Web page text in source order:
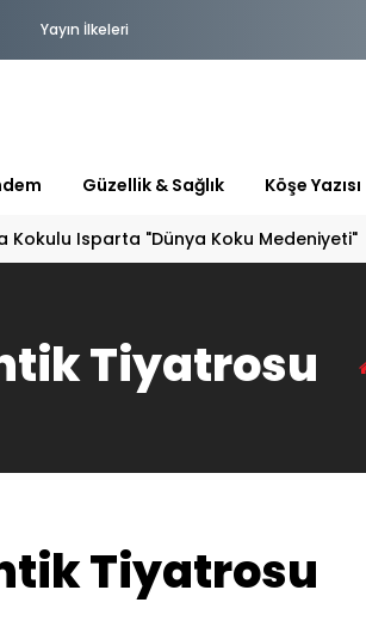
Yayın İlkeleri
Güzellik & Sağlık Köşe Yazısı
Kokulu Isparta "Dünya Koku Medeniyeti"
Tiyatrosu
Tiyatrosu